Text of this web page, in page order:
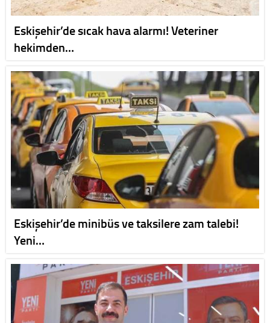
Eskişehir’de sıcak hava alarmı! Veteriner
hekimden…
Eskişehir’de minibüs ve taksilere zam talebi!
Yeni…